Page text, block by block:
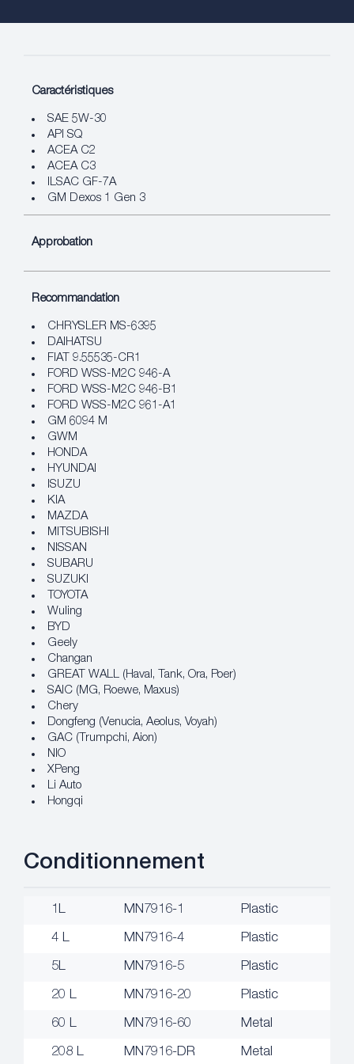
Caractéristiques
SAE 5W-30
API SQ
ACEA C2
ACEA C3
ILSAC GF-7A
GM Dexos 1 Gen 3
Approbation
Recommandation
CHRYSLER MS-6395
DAIHATSU
FIAT 9.55535-CR1
FORD WSS-M2C 946-A
FORD WSS-M2C 946-B1
FORD WSS-M2C 961-A1
GM 6094 M
GWM
HONDA
HYUNDAI
ISUZU
KIA
MAZDA
MITSUBISHI
NISSAN
SUBARU
SUZUKI
TOYOTA
Wuling
BYD
Geely
Changan
GREAT WALL (Haval, Tank, Ora, Poer)
SAIC (MG, Roewe, Maxus)
Chery
Dongfeng (Venucia, Aeolus, Voyah)
GAC (Trumpchi, Aion)
NIO
XPeng
Li Auto
Hongqi
Conditionnement
1L MN7916-1 Plastic
4 L MN7916-4 Plastic
5L MN7916-5 Plastic
20 L MN7916-20 Plastic
60 L MN7916-60 Metal
208 L MN7916-DR Metal